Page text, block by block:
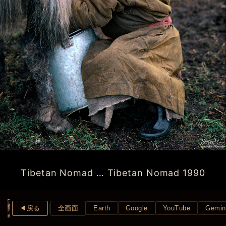
Tibetan Nomad … Tibetan Nomad 1990
◀︎戻る 全画面 Earth Google YouTube